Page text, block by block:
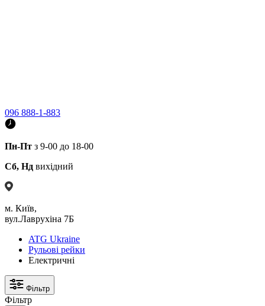
096 888-1-883
Пн-Пт з 9-00 до 18-00
Сб, Нд вихідний
м. Київ,
вул.Лаврухіна 7Б
ATG Ukraine
Рульові рейки
Електричні
Фільтр
Фільтр